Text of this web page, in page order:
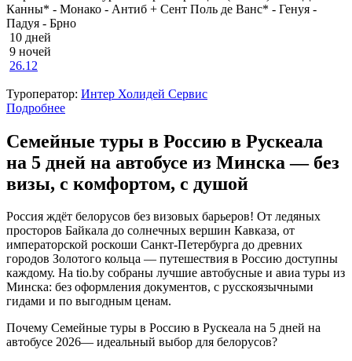
Канны* - Монако - Антиб + Сент Поль де Ванс* - Генуя -
Падуя - Брно
10 дней
9 ночей
26.12
Туроператор: Интер Холидей Сервис
Подробнее
Семейные туры в Россию в Рускеала
на 5 дней на автобусе из Минска — без
визы, с комфортом, с душой
Россия ждёт белорусов без визовых барьеров! От ледяных
просторов Байкала до солнечных вершин Кавказа, от
императорской роскоши Санкт-Петербурга до древних
городов Золотого кольца — путешествия в Россию доступны
каждому. На tio.by собраны лучшие автобусные и авиа туры из
Минска: без оформления документов, с русскоязычными
гидами и по выгодным ценам.
Почему Семейные туры в Россию в Рускеала на 5 дней на
автобусе 2026— идеальный выбор для белорусов?